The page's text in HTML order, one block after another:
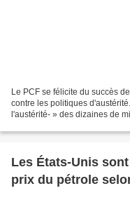
Le PCF se félicite du succès
contre les politiques
l'austérité- » des dizaines de
Les États-Unis
prix du pétrole